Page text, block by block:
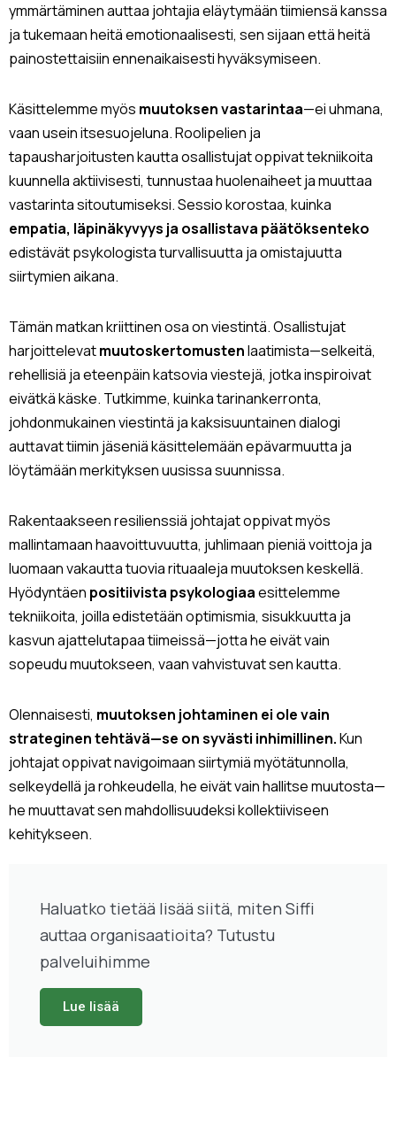
ymmärtäminen auttaa johtajia eläytymään tiimiensä kanssa
ja tukemaan heitä emotionaalisesti, sen sijaan että heitä
painostettaisiin ennenaikaisesti hyväksymiseen.
Käsittelemme myös muutoksen vastarintaa—ei uhmana,
vaan usein itsesuojeluna. Roolipelien ja
tapausharjoitusten kautta osallistujat oppivat tekniikoita
kuunnella aktiivisesti, tunnustaa huolenaiheet ja muuttaa
vastarinta sitoutumiseksi. Sessio korostaa, kuinka
empatia, läpinäkyvyys ja osallistava päätöksenteko
edistävät psykologista turvallisuutta ja omistajuutta
siirtymien aikana.
Tämän matkan kriittinen osa on viestintä. Osallistujat
harjoittelevatmuutoskertomustenlaatimista—selkeitä,
rehellisiä ja eteenpäin katsovia viestejä, jotka inspiroivat
eivätkä käske. Tutkimme, kuinka tarinankerronta,
johdonmukainen viestintä ja kaksisuuntainen dialogi
auttavat tiimin jäseniä käsittelemään epävarmuutta ja
löytämään merkityksen uusissa suunnissa.
Rakentaakseen resilienssiä johtajat oppivat myös
mallintamaan haavoittuvuutta, juhlimaan pieniä voittoja ja
luomaan vakautta tuovia rituaaleja muutoksen keskellä.
Hyödyntäen positiivista psykologiaaesittelemme
tekniikoita, joilla edistetään optimismia, sisukkuutta ja
kasvun ajattelutapaa tiimeissä—jotta he eivät vain
sopeudu muutokseen, vaan vahvistuvat sen kautta.
Olennaisesti, muutoksen johtaminen ei ole vain
strateginen tehtävä—se on syvästi inhimillinen.Kun
johtajat oppivat navigoimaan siirtymiä myötätunnolla,
selkeydellä ja rohkeudella, he eivät vain hallitse muutosta—
he muuttavat sen mahdollisuudeksi kollektiiviseen
kehitykseen.
Haluatko tietää lisää siitä, miten Siffi
auttaa organisaatioita? Tutustu
palveluihimme
Lue lisää